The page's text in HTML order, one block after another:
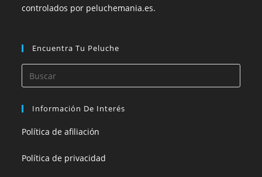
controlados por peluchemania.es.
Encuentra Tu Peluche
Información De Interés
Política de afiliación
Política de privacidad